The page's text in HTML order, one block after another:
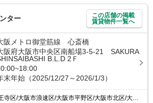
ター
この店舗の掲載
賃貸物件一覧へ
阪メトロ御堂筋線 心斎橋
阪府大阪市中央区南船場3-5-21 SAKURA
B.L.D 2Ｆ
末年始（2025/12/27～2026/1/3）
大阪市天王寺区/大阪市浪速区/大阪市平野区/大阪市北区/大阪市中央区